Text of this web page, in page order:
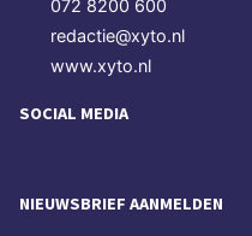
072 8200 600
redactie@xyto.nl
www.xyto.nl
SOCIAL MEDIA
NIEUWSBRIEF AANMELDEN